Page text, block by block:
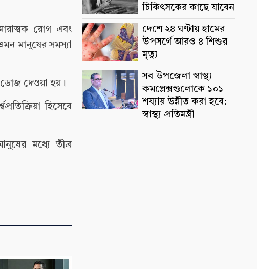
রোগ এবং
মানুষের সমস্যা
ডোজ দেওয়া হয়।
হিসেবে
মধ্যে তীব্র
চিকিৎসকের কাছে যাবেন
দেশে ২৪ ঘণ্টায় হামের
উপসর্গে আরও ৪ শিশুর
মৃত্যু
সব উপজেলা স্বাস্থ্য
কমপ্লেক্সগুলোকে ১০১
শয্যায় উন্নীত করা হবে:
স্বাস্থ্য প্রতিমন্ত্রী